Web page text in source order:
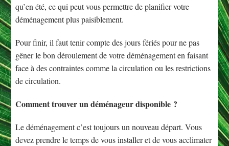
qu’en été, ce qui peut vous permettre de planifier votre
déménagement plus paisiblement.
Pour finir, il faut tenir compte des jours fériés pour ne pas
gêner le bon déroulement de votre déménagement en faisant
face à des contraintes comme la circulation ou les restrictions
de circulation.
Comment trouver un déménageur disponible ?
Le déménagement c’est toujours un nouveau départ. Vous
devez prendre le temps de vous installer et de vous acclimater